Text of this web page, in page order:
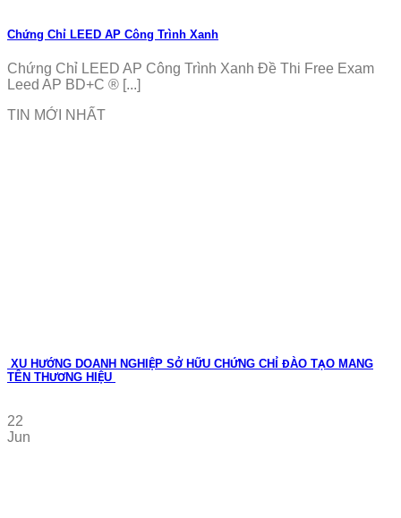
Chứng Chỉ LEED AP Công Trình Xanh
Chứng Chỉ LEED AP Công Trình Xanh Đề Thi Free Exam
Leed AP BD+C ® [...]
TIN MỚI NHẤT
XU HƯỚNG DOANH NGHIỆP SỞ HỮU CHỨNG CHỈ ĐÀO TẠO MANG
TÊN THƯƠNG HIỆU
22
Jun